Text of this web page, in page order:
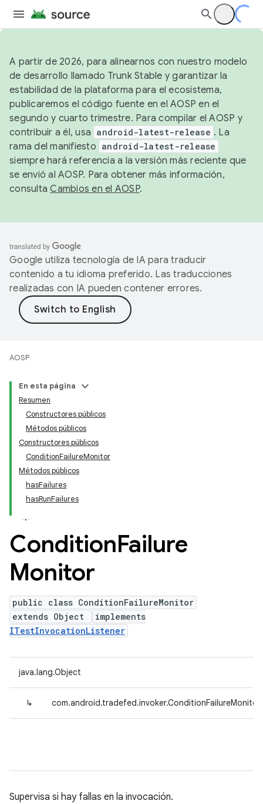
A partir de 2026, para alinearnos con nuestro modelo
de desarrollo llamado Trunk Stable y garantizar la
estabilidad de la plataforma para el ecosistema,
publicaremos el código fuente en el AOSP en el
segundo y cuarto trimestre. Para compilar el AOSP y
contribuir a él, usa android-latest-release . La
rama del manifiesto android-latest-release
siempre hará referencia a la versión más reciente que
se envió al AOSP. Para obtener más información,
consultaCambios en el AOSP.
Google utiliza tecnología de IA para traducir
contenido a tu idioma preferido. Las traducciones
realizadas con IA pueden contener errores.
AOSP
En esta página
Resumen
Constructores públicos
Métodos públicos
Constructores públicos
ConditionFailureMonitor
Métodos públicos
hasFailures
hasRunFailures
ConditionFailure
Monitor
public class ConditionFailureMonitor
extends Object
implements
ITestInvocationListener
java.lang.Object
↳ com.android.tradefed.invoker.ConditionFailureMonitor
Supervisa si hay fallas en la invocación.